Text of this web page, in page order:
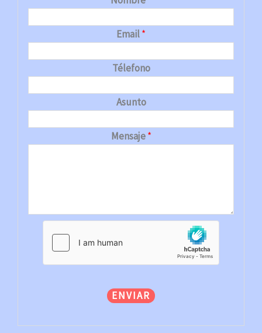
Email*
Télefono
Asunto
Mensaje*
ENVIAR